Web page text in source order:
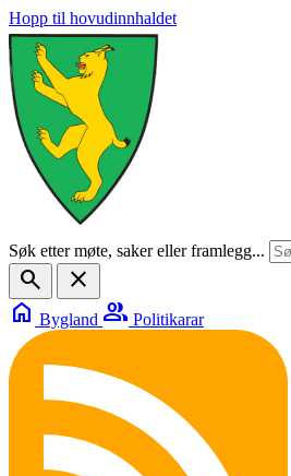
Hopp til hovudinnhaldet
Søk etter møte, saker eller framlegg...
search
close
home Bygland group Politikarar